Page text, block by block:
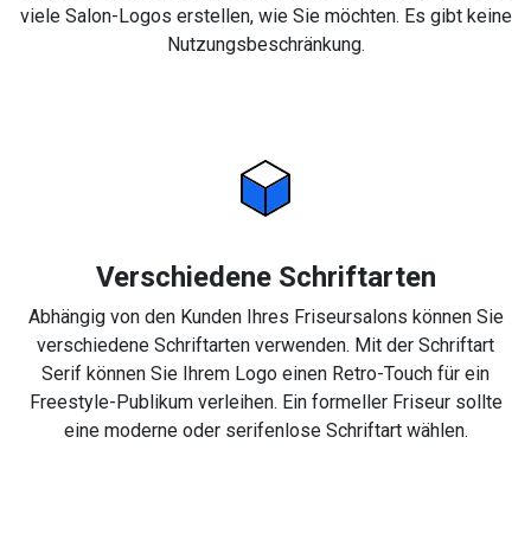
viele Salon-Logos erstellen, wie Sie möchten. Es gibt keine
Nutzungsbeschränkung.
Verschiedene Schriftarten
Abhängig von den Kunden Ihres Friseursalons können Sie
verschiedene Schriftarten verwenden. Mit der Schriftart
Serif können Sie Ihrem Logo einen Retro-Touch für ein
Freestyle-Publikum verleihen. Ein formeller Friseur sollte
eine moderne oder serifenlose Schriftart wählen.